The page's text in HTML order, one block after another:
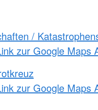
/
zur Google Maps
zur Google Maps